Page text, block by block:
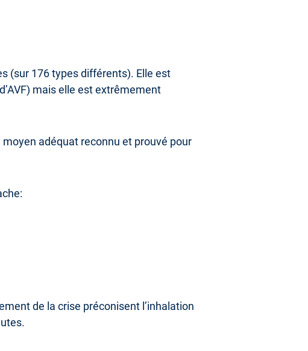
(sur 176 types différents). Elle est
mais elle est extrêmement
moyen adéquat reconnu et prouvé pour
de la crise préconisent l’inhalation